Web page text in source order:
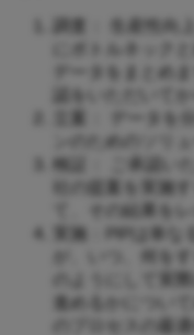
にボトルネック
データをまとめ
認をいただいて
ンのためのソリ
検証： ご承認い
社の提案を実施
て、その結果を
実施：PIPは単
のようにして実
進めるかについ
のプロセスの最